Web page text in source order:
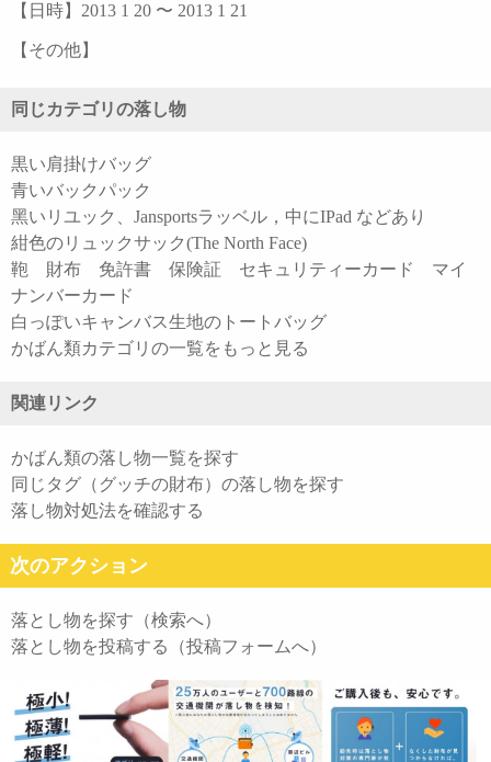
【日時】2013 1 20 〜 2013 1 21
【その他】
同じカテゴリの落し物
黒い肩掛けバッグ
青いバックパック
黑いリユック、Jansportsラッベル，中にIPad などあり
紺色のリュックサック(The North Face)
鞄 財布 免許書 保険証 セキュリティーカード マイ
ナンバーカード
白っぽいキャンバス生地のトートバッグ
かばん類カテゴリの一覧をもっと見る
関連リンク
かばん類の落し物一覧を探す
同じタグ（グッチの財布）の落し物を探す
落し物対処法を確認する
次のアクション
落とし物を探す（検索へ）
落とし物を投稿する（投稿フォームへ）